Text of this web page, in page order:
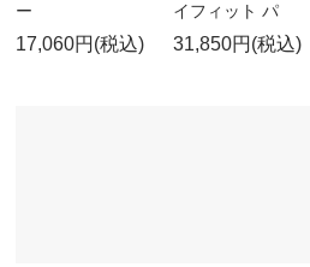
ー
17,060円(税込)
イフィット パ
31,850円(税込)